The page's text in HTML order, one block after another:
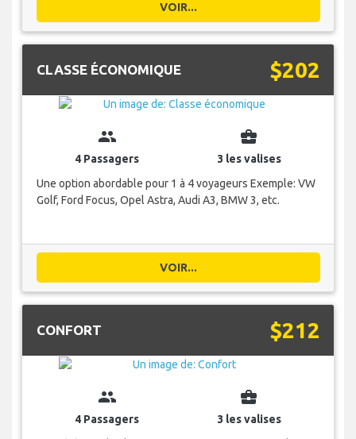
VOIR...
CLASSE ÉCONOMIQUE $202
group
4 Passagers
business_center
3 les valises
Une option abordable pour 1 à 4 voyageurs Exemple: VW
Golf, Ford Focus, Opel Astra, Audi A3, BMW 3, etc.
VOIR...
CONFORT $212
group
4 Passagers
business_center
3 les valises